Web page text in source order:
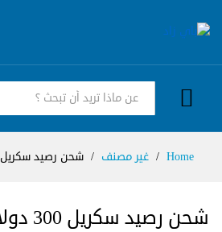
كل الفئات
Home
/ غير مصنف / شحن رصيد سكريل 300 دولار
شحن رصيد سكريل 300 دولار